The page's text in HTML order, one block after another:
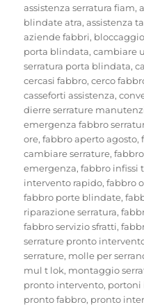
assistenza serratura fiam,
blindate atra,assistenza
aziende fabbri,
porta blindata,cambiare
serratura porta blindata,
cercasi fabbro,cerco
casseforti assistenza,
dierre serrature
emergenza fabbro
ore,fabbro aperto agosto,
cambiare serrature,
emergenza,fabbro infissi
intervento rapido,fabbro
fabbro porte blindate,
riparazione serratura,
fabbro servizio sfratti,
serrature pronto
serrature, molle per
mul t lok, montaggio
pronto intervento, portoni
pronto fabbro, pronto